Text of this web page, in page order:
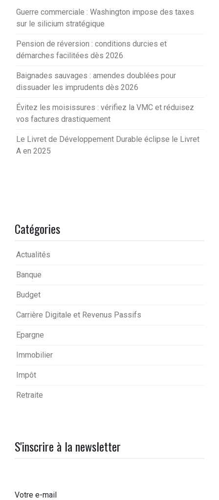
Guerre commerciale : Washington impose des taxes
sur le silicium stratégique
Pension de réversion : conditions durcies et
démarches facilitées dès 2026
Baignades sauvages : amendes doublées pour
dissuader les imprudents dès 2026
Évitez les moisissures : vérifiez la VMC et réduisez
vos factures drastiquement
Le Livret de Développement Durable éclipse le Livret
A en 2025
Catégories
Actualités
Banque
Budget
Carrière Digitale et Revenus Passifs
Epargne
Immobilier
Impôt
Retraite
S'inscrire à la newsletter
Votre e-mail